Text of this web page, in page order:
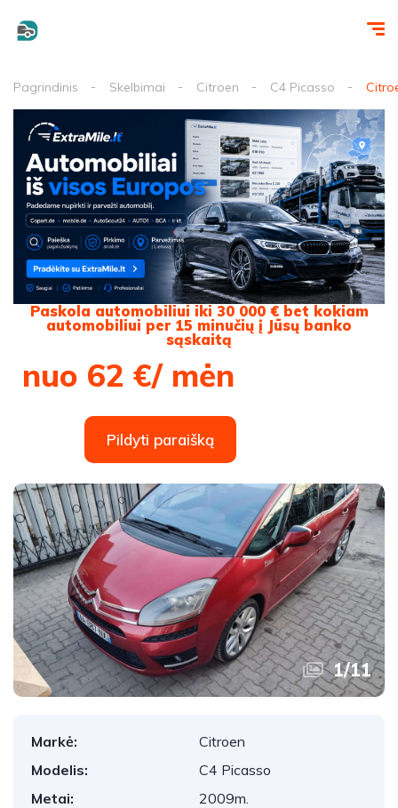
Pagrindinis Skelbimai Citroen C4 Picasso
Paskola automobiliui iki 30 000 € bet kokiam
automobiliui per 15 minučių į Jūsų banko
sąskaitą
nuo 62 €/ mėn
Pildyti paraišką
1/11
Markė:
Citroen
Modelis:
C4 Picasso
Metai:
2009m.